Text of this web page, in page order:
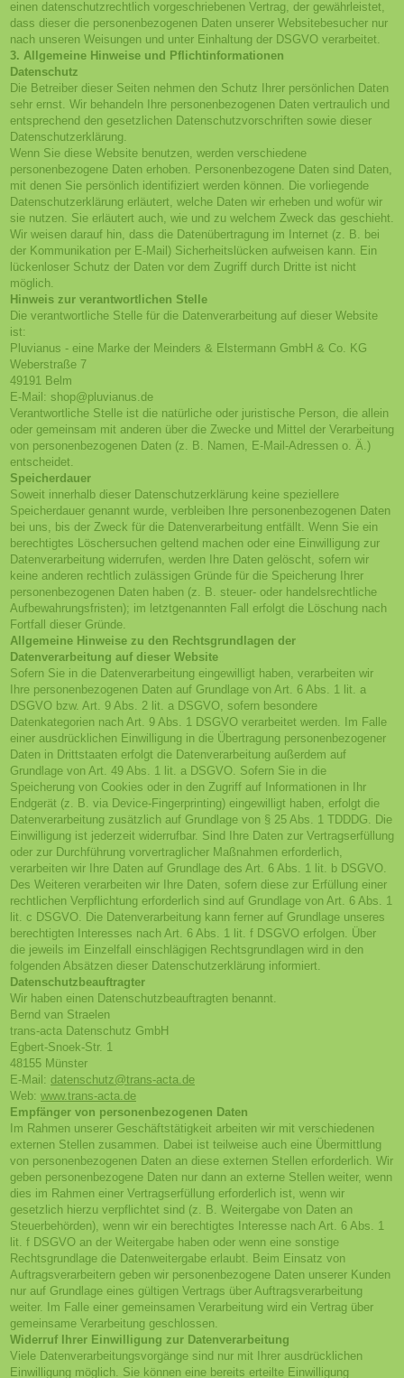
einen datenschutzrechtlich vorgeschriebenen Vertrag, der gewährleistet,
dass dieser die personenbezogenen Daten unserer Websitebesucher nur
nach unseren Weisungen und unter Einhaltung der DSGVO verarbeitet.
3. Allgemeine Hinweise und Pflicht­informationen
Datenschutz
Die Betreiber dieser Seiten nehmen den Schutz Ihrer persönlichen Daten
sehr ernst. Wir behandeln Ihre personenbezogenen Daten vertraulich und
entsprechend den gesetzlichen Datenschutzvorschriften sowie dieser
Datenschutzerklärung.
Wenn Sie diese Website benutzen, werden verschiedene
personenbezogene Daten erhoben. Personenbezogene Daten sind Daten,
mit denen Sie persönlich identifiziert werden können. Die vorliegende
Datenschutzerklärung erläutert, welche Daten wir erheben und wofür wir
sie nutzen. Sie erläutert auch, wie und zu welchem Zweck das geschieht.
Wir weisen darauf hin, dass die Datenübertragung im Internet (z. B. bei
der Kommunikation per E-Mail) Sicherheitslücken aufweisen kann. Ein
lückenloser Schutz der Daten vor dem Zugriff durch Dritte ist nicht
möglich.
Hinweis zur verantwortlichen Stelle
Die verantwortliche Stelle für die Datenverarbeitung auf dieser Website
ist:
Pluvianus - eine Marke der Meinders & Elstermann GmbH & Co. KG
Weberstraße 7
49191 Belm
E-Mail: shop@pluvianus.de
Verantwortliche Stelle ist die natürliche oder juristische Person, die allein
oder gemeinsam mit anderen über die Zwecke und Mittel der Verarbeitung
von personenbezogenen Daten (z. B. Namen, E-Mail-Adressen o. Ä.)
entscheidet.
Speicherdauer
Soweit innerhalb dieser Datenschutzerklärung keine speziellere
Speicherdauer genannt wurde, verbleiben Ihre personenbezogenen Daten
bei uns, bis der Zweck für die Datenverarbeitung entfällt. Wenn Sie ein
berechtigtes Löschersuchen geltend machen oder eine Einwilligung zur
Datenverarbeitung widerrufen, werden Ihre Daten gelöscht, sofern wir
keine anderen rechtlich zulässigen Gründe für die Speicherung Ihrer
personenbezogenen Daten haben (z. B. steuer- oder handelsrechtliche
Aufbewahrungsfristen); im letztgenannten Fall erfolgt die Löschung nach
Fortfall dieser Gründe.
Allgemeine Hinweise zu den Rechtsgrundlagen der
Datenverarbeitung auf dieser Website
Sofern Sie in die Datenverarbeitung eingewilligt haben, verarbeiten wir
Ihre personenbezogenen Daten auf Grundlage von Art. 6 Abs. 1 lit. a
DSGVO bzw. Art. 9 Abs. 2 lit. a DSGVO, sofern besondere
Datenkategorien nach Art. 9 Abs. 1 DSGVO verarbeitet werden. Im Falle
einer ausdrücklichen Einwilligung in die Übertragung personenbezogener
Daten in Drittstaaten erfolgt die Datenverarbeitung außerdem auf
Grundlage von Art. 49 Abs. 1 lit. a DSGVO. Sofern Sie in die
Speicherung von Cookies oder in den Zugriff auf Informationen in Ihr
Endgerät (z. B. via Device-Fingerprinting) eingewilligt haben, erfolgt die
Datenverarbeitung zusätzlich auf Grundlage von § 25 Abs. 1 TDDDG. Die
Einwilligung ist jederzeit widerrufbar. Sind Ihre Daten zur Vertragserfüllung
oder zur Durchführung vorvertraglicher Maßnahmen erforderlich,
verarbeiten wir Ihre Daten auf Grundlage des Art. 6 Abs. 1 lit. b DSGVO.
Des Weiteren verarbeiten wir Ihre Daten, sofern diese zur Erfüllung einer
rechtlichen Verpflichtung erforderlich sind auf Grundlage von Art. 6 Abs. 1
lit. c DSGVO. Die Datenverarbeitung kann ferner auf Grundlage unseres
berechtigten Interesses nach Art. 6 Abs. 1 lit. f DSGVO erfolgen. Über
die jeweils im Einzelfall einschlägigen Rechtsgrundlagen wird in den
folgenden Absätzen dieser Datenschutzerklärung informiert.
Datenschutz­beauftragter
Wir haben einen Datenschutzbeauftragten benannt.
Bernd van Straelen
trans-acta Datenschutz GmbH
Egbert-Snoek-Str. 1
48155 Münster
E-Mail: datenschutz@trans-acta.de
Web: www.trans-acta.de
Empfänger von personenbezogenen Daten
Im Rahmen unserer Geschäftstätigkeit arbeiten wir mit verschiedenen
externen Stellen zusammen. Dabei ist teilweise auch eine Übermittlung
von personenbezogenen Daten an diese externen Stellen erforderlich. Wir
geben personenbezogene Daten nur dann an externe Stellen weiter, wenn
dies im Rahmen einer Vertragserfüllung erforderlich ist, wenn wir
gesetzlich hierzu verpflichtet sind (z. B. Weitergabe von Daten an
Steuerbehörden), wenn wir ein berechtigtes Interesse nach Art. 6 Abs. 1
lit. f DSGVO an der Weitergabe haben oder wenn eine sonstige
Rechtsgrundlage die Datenweitergabe erlaubt. Beim Einsatz von
Auftragsverarbeitern geben wir personenbezogene Daten unserer Kunden
nur auf Grundlage eines gültigen Vertrags über Auftragsverarbeitung
weiter. Im Falle einer gemeinsamen Verarbeitung wird ein Vertrag über
gemeinsame Verarbeitung geschlossen.
Widerruf Ihrer Einwilligung zur Datenverarbeitung
Viele Datenverarbeitungsvorgänge sind nur mit Ihrer ausdrücklichen
Einwilligung möglich. Sie können eine bereits erteilte Einwilligung